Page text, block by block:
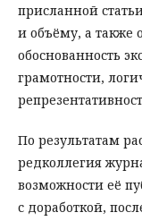
присланной
и объёму, а также
обоснованность
грамотности,
По результатам
редколлегия
возможности её
с доработкой,